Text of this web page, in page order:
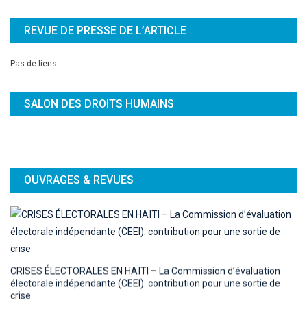
REVUE DE PRESSE DE L’ARTICLE
Pas de liens
SALON DES DROITS HUMAINS
OUVRAGES & REVUES
CRISES ÉLECTORALES EN HAÏTI – La Commission d’évaluation
électorale indépendante (CEEI): contribution pour une sortie de
crise